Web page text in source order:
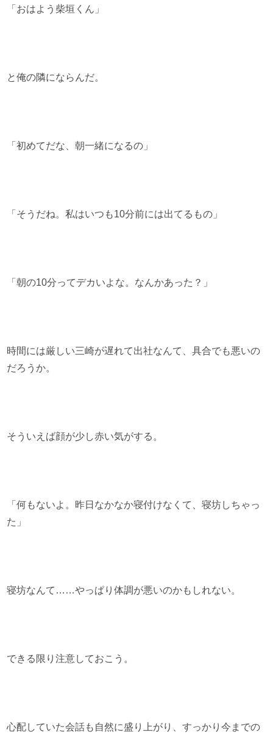
「おはよう柴垣くん」
と俺の隣にならんだ。
「初めてだな、朝一緒になるの」
「そうだね。私はいつも10分前には出てるもの」
「朝の10分ってデカいよな。なんかあった？」
時間には厳しい三崎が遅れて出社なんて、具合でも悪いの
だろうか。
そういえば顔が少し赤い気がする。
「何もないよ。昨日なかなか寝付けなくて、寝坊しちゃっ
た」
寝坊なんて……やっぱり体調が悪いのかもしれない。
できる限り注意しておこう。
心配していた会話も自然に盛り上がり、すっかり今までの